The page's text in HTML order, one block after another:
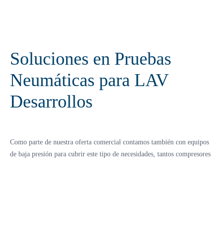
Soluciones en Pruebas
Neumáticas para LAV
Desarrollos
Como parte de nuestra oferta comercial contamos también con equipos
de baja presión para cubrir este tipo de necesidades, tantos compresores